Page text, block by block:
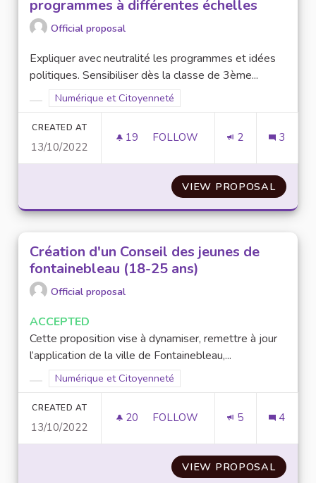
programmes à différentes échelles
Official proposal
Expliquer avec neutralité les programmes et idées
politiques. Sensibiliser dès la classe de 3ème...
Filter results for category:
Filter results for scope: Numérique et Citoyenneté
Numérique et Citoyenneté
CREATED AT
13/10/2022
19 19 FOLLOWERS
FOLLOW 2 3
VIEW PROPOSALSITE/
Création d'un Conseil des jeunes de
fontainebleau (18-25 ans)
Official proposal
ACCEPTED
Cette proposition vise à dynamiser, remettre à jour
l’application de la ville de Fontainebleau,...
Filter results for category:
Filter results for scope: Numérique et Citoyenneté
Numérique et Citoyenneté
CREATED AT
13/10/2022
20 20 FOLLOWERS
FOLLOW 5 4
VIEW PROPOSAL